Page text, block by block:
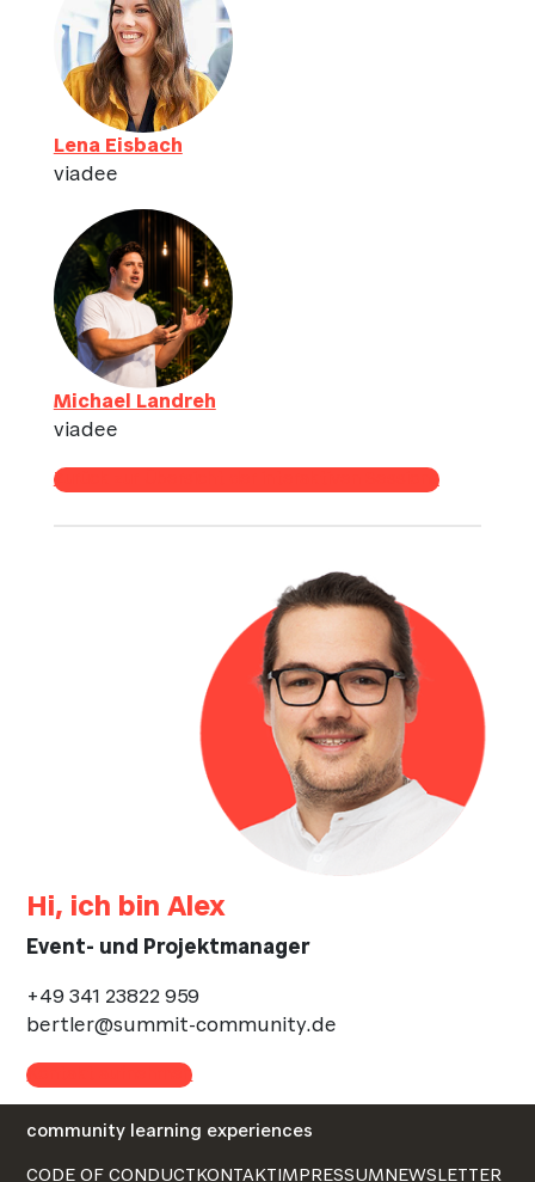
Lena Eisbach
viadee
Michael Landreh
viadee
Zurück zur Übersicht der interaktiven Sessions
Hi, ich bin Alex
Event- und Projektmanager
+49 341 23822 959
bertler@summit-community.de
Kontakt aufnehmen
community learning experiences
CODE OF CONDUCT KONTAKT IMPRESSUMNEWSLETTER